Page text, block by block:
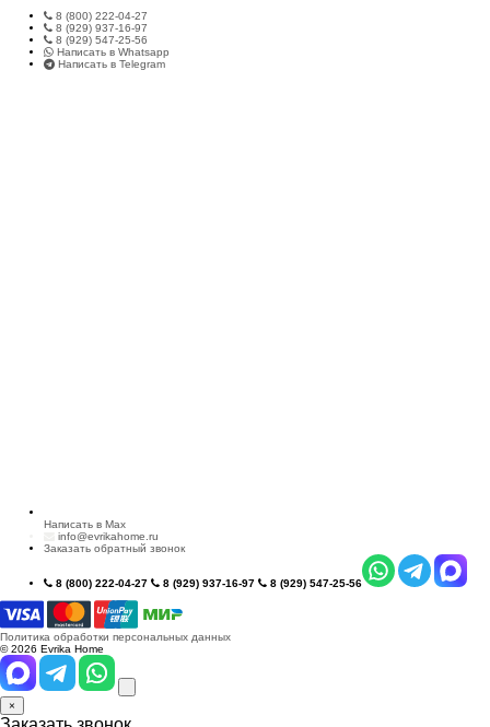
8 (800) 222-04-27
8 (929) 937-16-97
8 (929) 547-25-56
Написать в Whatsapp
Написать в Telegram
Написать в Max
info@evrikahome.ru
Заказать обратный звонок
8 (800) 222-04-27 8 (929) 937-16-97 8 (929) 547-25-56
Политика обработки персональных данных
© 2026 Evrika Home
×